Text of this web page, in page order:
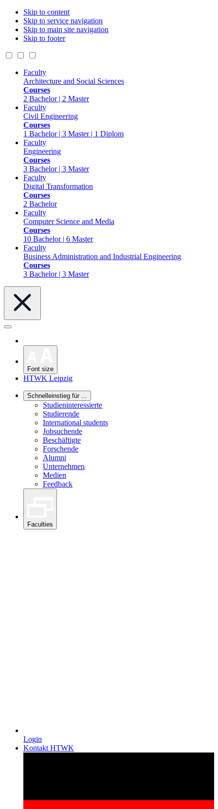
Skip to content
Skip to service navigation
Skip to main site navigation
Skip to footer
Faculty
Architecture and Social Sciences
Courses
2 Bachelor | 2 Master
Faculty
Civil Engineering
Courses
1 Bachelor | 3 Master | 1 Diplom
Faculty
Engineering
Courses
3 Bachelor | 3 Master
Faculty
Digital Transformation
Courses
2 Bachelor
Faculty
Computer Science and Media
Courses
10 Bachelor | 6 Master
Faculty
Business Administration and Industrial Engineering
Courses
3 Bachelor | 3 Master
Font size
HTWK Leipzig
Schnelleinstieg für ...
Studieninteressierte
Studierende
International students
Jobsuchende
Beschäftigte
Forschende
Alumni
Unternehmen
Medien
Feedback
Faculties
Login
Kontakt HTWK